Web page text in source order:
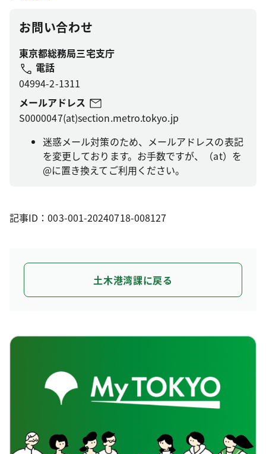
お問い合わせ
東京都総務局三宅支庁
電話
04994-2-1311
メールアドレス
S0000047(at)section.metro.tokyo.jp
迷惑メール対策のため、メールアドレスの表記
を変更しております。お手数ですが、（at）を
@に置き換えてご利用ください。
記事ID：003-001-20240718-008127
土木港湾課に戻る